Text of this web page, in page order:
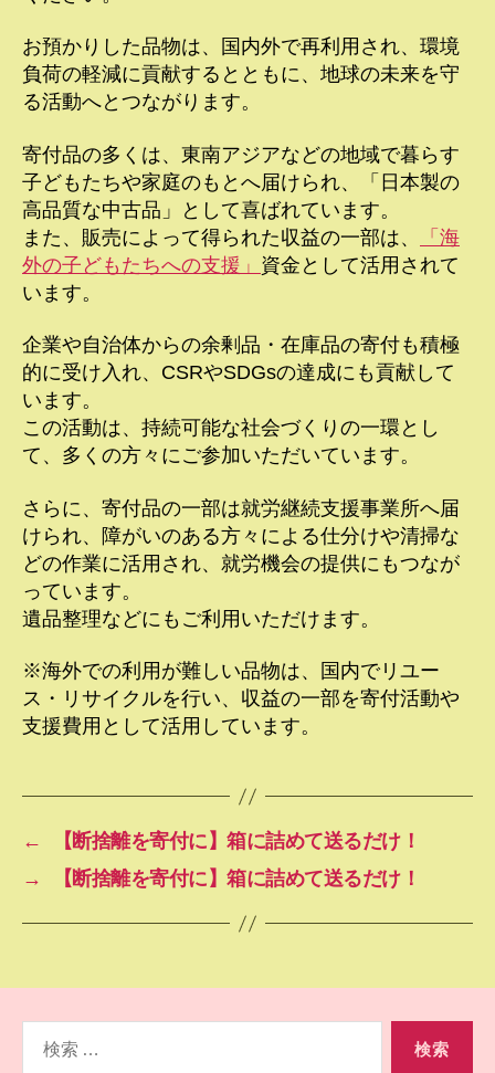
お預かりした品物は、国内外で再利用され、環境
負荷の軽減に貢献するとともに、地球の未来を守
る活動へとつながります。
寄付品の多くは、東南アジアなどの地域で暮らす
子どもたちや家庭のもとへ届けられ、「日本製の
高品質な中古品」として喜ばれています。
また、販売によって得られた収益の一部は、
「海
外の子どもたちへの支援」 資金として活用されて
います。
企業や自治体からの余剰品・在庫品の寄付も積極
的に受け入れ、CSRやSDGsの達成にも貢献して
います。
この活動は、持続可能な社会づくりの一環とし
て、多くの方々にご参加いただいています。
さらに、寄付品の一部は就労継続支援事業所へ届
けられ、障がいのある方々による仕分けや清掃な
どの作業に活用され、就労機会の提供にもつなが
っています。
遺品整理などにもご利用いただけます。
※海外での利用が難しい品物は、国内でリユー
ス・リサイクルを行い、収益の一部を寄付活動や
支援費用として活用しています。
←
【断捨離を寄付に】箱に詰めて送るだけ！
→
【断捨離を寄付に】箱に詰めて送るだけ！